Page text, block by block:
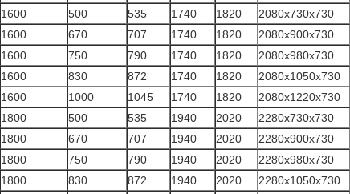
1600 500 535 1740 1820 2080x730x730
1600
670 707 1740 1820 2080x900x730
1600
750 790 1740 1820 2080x980x730
1600
830 872 1740 1820 2080x1050x730
1600
1000 1045 1740 1820 2080x1220x730
1800 500 535 1940 2020 2280x730x730
1800
670 707 1940 2020 2280x900x730
1800
750 790 1940 2020 2280x980x730
1800
830 872 1940 2020 2280x1050x730